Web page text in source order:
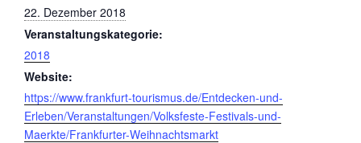
22. Dezember 2018
Veranstaltungskategorie:
2018
Website:
https://www.frankfurt-tourismus.de/Entdecken-und-
Erleben/Veranstaltungen/Volksfeste-Festivals-und-
Maerkte/Frankfurter-Weihnachtsmarkt